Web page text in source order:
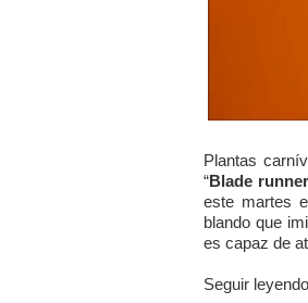
Plantas
“Blade
este martes
blando que
es capaz de
Seguir